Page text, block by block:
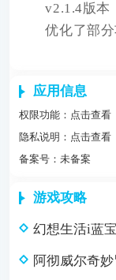
v2.1.4版本
优化了部分
应用信息
权限功能： 点击查看
隐私说明： 点击查看
备案号：未备案
游戏攻略
幻想生活i蓝
阿彻威尔奇